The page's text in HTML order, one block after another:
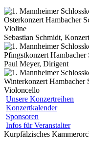
OsterkonzertHambacher
Violine
Sebastian Schmidt,
PfingstkonzertHambacher
Paul Meyer, Dirigent
WinterkonzertHambacher
Violoncello
Unsere Konzertreihen
Konzertkalender
Sponsoren
Infos für Veranstalter
Kurpfälzisches